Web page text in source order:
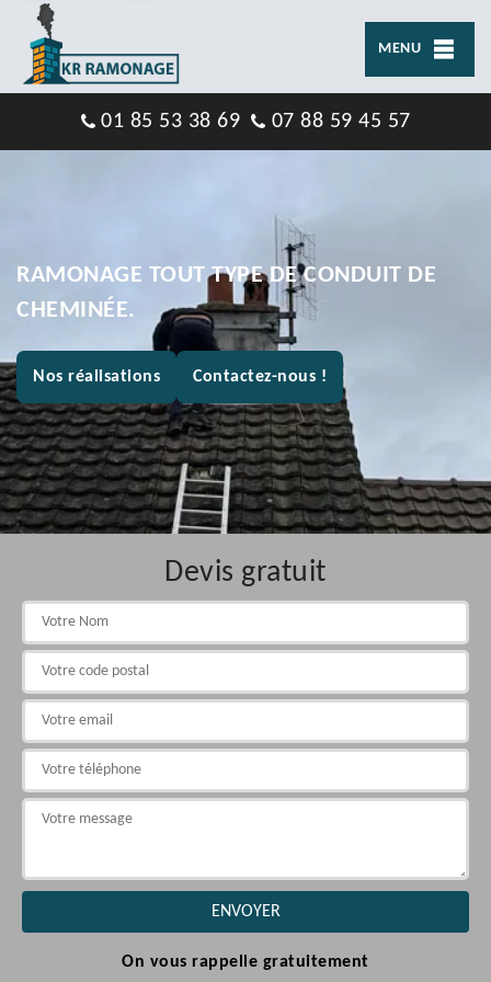
MENU
01 85 53 38 69 07 88 59 45 57
RAMONAGE TOUT TYPE DE CONDUIT DE
CHEMINÉE.
Nos réalisations Contactez-nous !
Devis gratuit
On vous rappelle gratuitement